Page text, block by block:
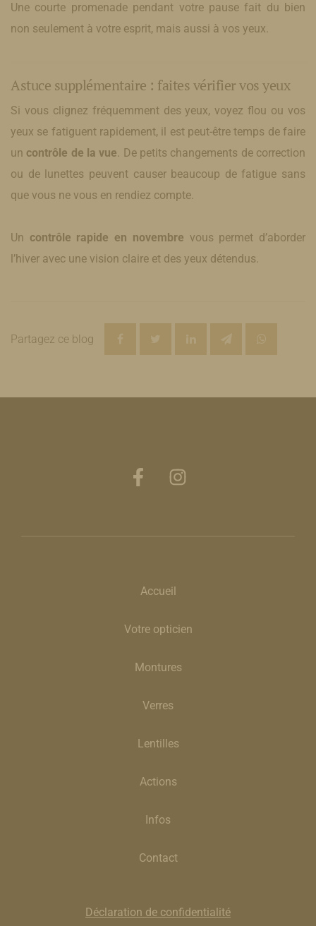
Une courte promenade pendant votre pause fait du bien
non seulement à votre esprit, mais aussi à vos yeux.
Astuce supplémentaire : faites vérifier vos yeux
Si vous clignez fréquemment des yeux, voyez flou ou vos
yeux se fatiguent rapidement, il est peut-être temps de faire
un contrôle de la vue. De petits changements de correction
ou de lunettes peuvent causer beaucoup de fatigue sans
que vous ne vous en rendiez compte.
Un contrôle rapide en novembre vous permet d’aborder
l’hiver avec une vision claire et des yeux détendus.
Partagez ce blog
Accueil
Votre opticien
Montures
Verres
Lentilles
Actions
Infos
Contact
Déclaration de confidentialité